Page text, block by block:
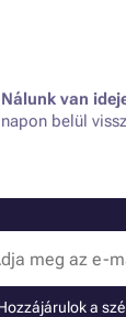
Nálunk van
napon belül
a